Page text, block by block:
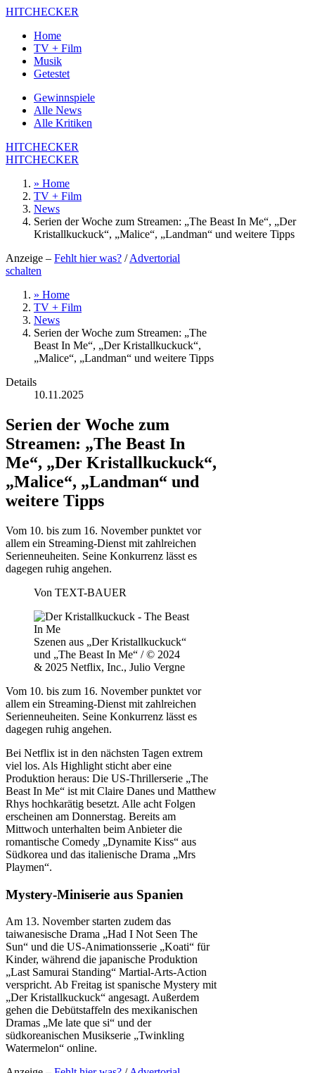
HITCHECKER
Home
TV + Film
Musik
Getestet
Gewinnspiele
Alle News
Alle Kritiken
HITCHECKER
HITCHECKER
» Home
TV + Film
News
Serien der Woche zum Streamen: „The Beast In Me“, „Der
Kristallkuckuck“, „Malice“, „Landman“ und weitere Tipps
Anzeige – Fehlt hier was? /Advertorial
schalten
» Home
TV + Film
News
Serien der Woche zum Streamen: „The
Beast In Me“, „Der Kristallkuckuck“,
„Malice“, „Landman“ und weitere Tipps
Details
10.11.2025
Serien der Woche zum
Streamen: „The Beast In
Me“, „Der Kristallkuckuck“,
„Malice“, „Landman“ und
weitere Tipps
Vom 10. bis zum 16. November punktet vor
allem ein Streaming-Dienst mit zahlreichen
Serienneuheiten. Seine Konkurrenz lässt es
dagegen ruhig angehen.
Von TEXT-BAUER
Szenen aus „Der Kristallkuckuck“
und „The Beast In Me“ / © 2024
& 2025 Netflix, Inc., Julio Vergne
Vom 10. bis zum 16. November punktet vor
allem ein Streaming-Dienst mit zahlreichen
Serienneuheiten. Seine Konkurrenz lässt es
dagegen ruhig angehen.
Bei Netflix ist in den nächsten Tagen extrem
viel los. Als Highlight sticht aber eine
Produktion heraus: Die US-Thrillerserie „The
Beast In Me“ ist mit Claire Danes und Matthew
Rhys hochkarätig besetzt. Alle acht Folgen
erscheinen am Donnerstag. Bereits am
Mittwoch unterhalten beim Anbieter die
romantische Comedy „Dynamite Kiss“ aus
Südkorea und das italienische Drama „Mrs
Playmen“.
Mystery-Miniserie aus Spanien
Am 13. November starten zudem das
taiwanesische Drama „Had I Not Seen The
Sun“ und die US-Animationsserie „Koati“ für
Kinder, während die japanische Produktion
„Last Samurai Standing“ Martial-Arts-Action
verspricht. Ab Freitag ist spanische Mystery mit
„Der Kristallkuckuck“ angesagt. Außerdem
gehen die Debütstaffeln des mexikanischen
Dramas „Me late que si“ und der
südkoreanischen Musikserie „Twinkling
Watermelon“ online.